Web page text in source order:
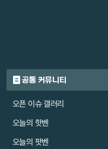
공통 커뮤니티
오픈 이슈 갤러리
오늘의 핫벤
오늘의 팟벤